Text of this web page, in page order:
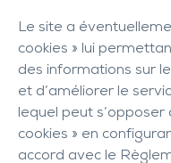
Le site a
cookies » lui
des informations sur
et d’améliorer le
lequel peut
cookies » en
accord avec le